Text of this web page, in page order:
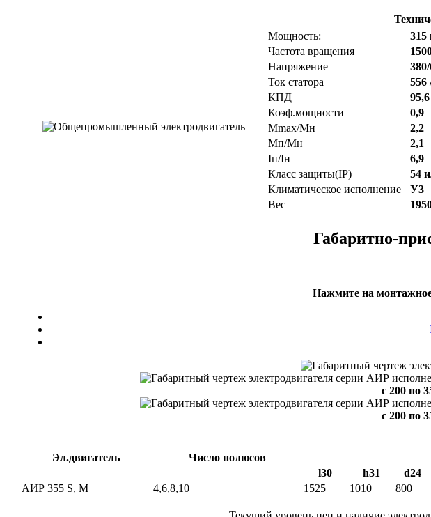
Мощность:
315
Частота вращения
Напряжение
Ток статора
556
КПД
Коэф.мощности
0,9
Мmax/Mн
2,2
Мп/Мн
2,1
Iп/Iн
6,9
Класс защиты(IP)
54
Климатическое исполнение
У3
Вес
Габаритно-
Нажмите на
с 200 по
с 200 по
Эл.двигатель Число полюсов
l30
h31 d24
АИР 355 S, M
4,6,8,10 1525 1010 800